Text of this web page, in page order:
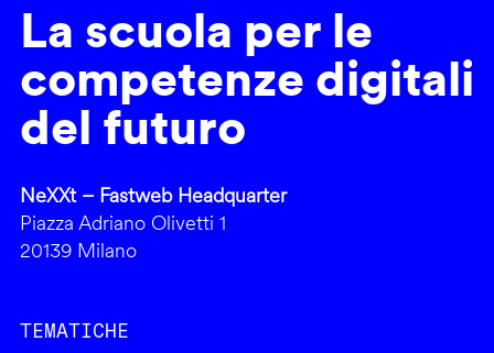
La scuola per le
competenze digitali
del futuro
NeXXt – Fastweb Headquarter
Piazza Adriano Olivetti 1
20139 Milano
TEMATICHE